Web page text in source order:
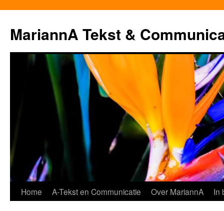
MariannA Tekst &
GaHome A-Tekst en Communicatie Over MariannA In